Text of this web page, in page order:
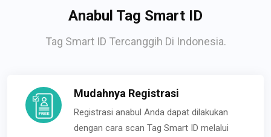
Anabul Tag Smart ID
Tag Smart ID Tercanggih Di Indonesia.
Mudahnya Registrasi
Registrasi anabul Anda dapat dilakukan
dengan cara scan Tag Smart ID melalui